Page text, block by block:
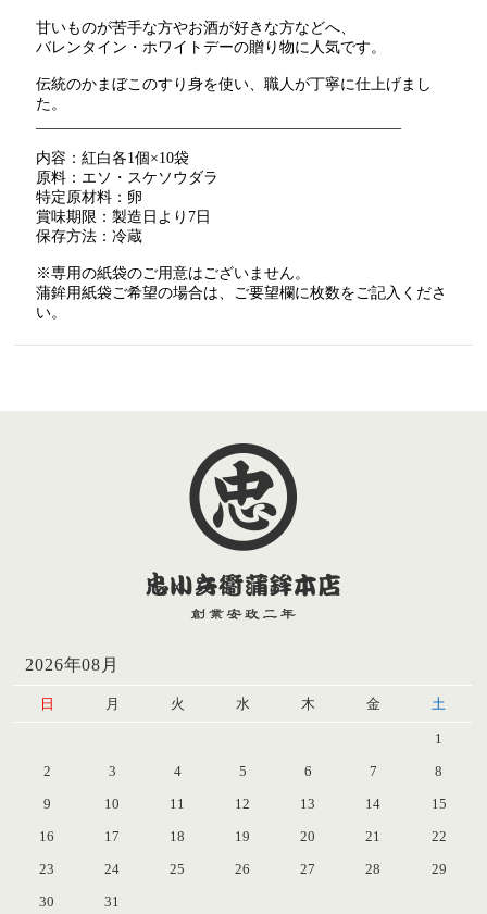
甘いものが苦手な方やお酒が好きな方などへ、
バレンタイン・ホワイトデーの贈り物に人気です。
伝統のかまぼこのすり身を使い、職人が丁寧に仕上げまし
た。
内容：紅白各1個×10袋
原料：エソ・スケソウダラ
特定原材料：卵
賞味期限：製造日より7日
保存方法：冷蔵
※専用の紙袋のご用意はございません。
蒲鉾用紙袋ご希望の場合は、ご要望欄に枚数をご記入くださ
い。
2026年08月
日 月 火 水 木 金 土
1
2
3 4 5 6 7
8
9
10 11 12 13 14
15
16
17 18 19 20 21
22
23
24 25 26 27 28
29
30
31